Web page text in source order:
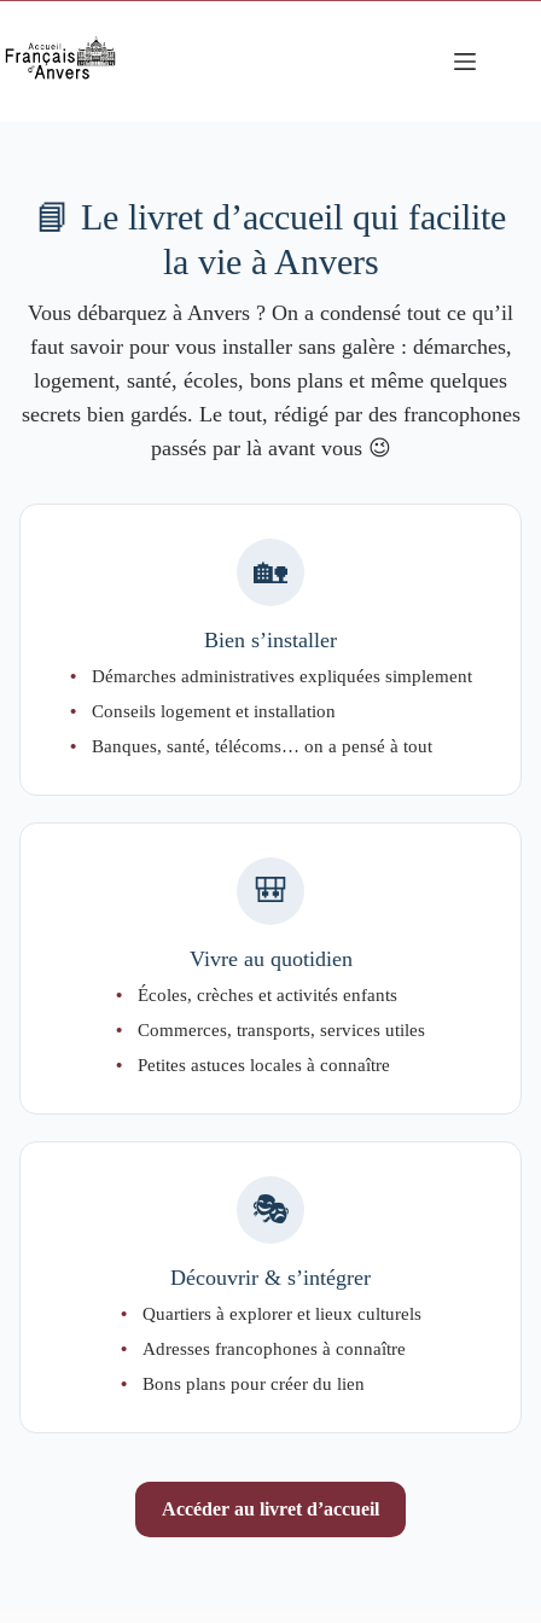
contenu
📘 Le livret d’accueil qui facilite
la vie à Anvers
Vous débarquez à Anvers ? On a condensé tout ce qu’il
faut savoir pour vous installer sans galère : démarches,
logement, santé, écoles, bons plans et même quelques
secrets bien gardés. Le tout, rédigé par des francophones
passés par là avant vous 😉
🏡
Bien s’installer
Démarches administratives expliquées simplement
Conseils logement et installation
Banques, santé, télécoms… on a pensé à tout
🎒
Vivre au quotidien
Écoles, crèches et activités enfants
Commerces, transports, services utiles
Petites astuces locales à connaître
🎭
Découvrir & s’intégrer
Quartiers à explorer et lieux culturels
Adresses francophones à connaître
Bons plans pour créer du lien
Accéder au livret d’accueil